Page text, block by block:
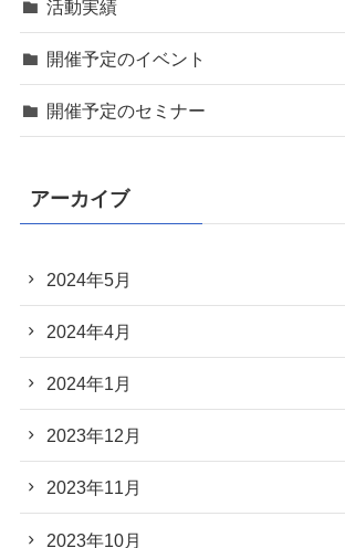
活動実績
開催予定のイベント
開催予定のセミナー
アーカイブ
2024年5月
2024年4月
2024年1月
2023年12月
2023年11月
2023年10月